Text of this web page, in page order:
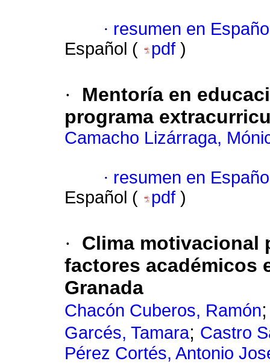
· resumen en
Español (
pdf )
·
Mentoría en
programa
Camacho Lizárraga,
· resumen en
Español (
pdf )
·
Clima motivacional
factores académicos
Granada
Chacón Cuberos, Ramón
Garcés, Tamara; Castro
Pérez Cortés, Antonio